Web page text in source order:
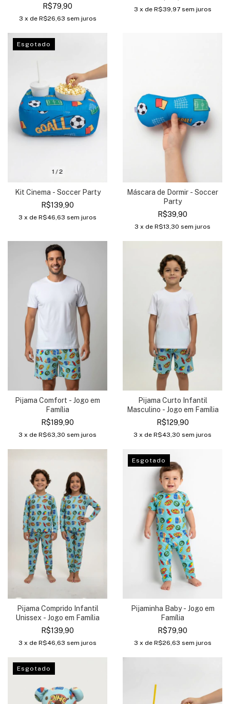
R$79,90
3 x de R$26,63 sem juros
3 x de R$39,97 sem juros
1 /2
Esgotado
Kit Cinema - Soccer Party
R$139,90
3 x de R$46,63 sem juros
Máscara de Dormir - Soccer
Party
R$39,90
3 x de R$13,30 sem juros
Pijama Comfort - Jogo em
Família
R$189,90
3 x de R$63,30 sem juros
Pijama Curto Infantil
Masculino - Jogo em Família
R$129,90
3 x de R$43,30 sem juros
Pijama Comprido Infantil
Unissex - Jogo em Família
R$139,90
3 x de R$46,63 sem juros
Esgotado
Pijaminha Baby - Jogo em
Família
R$79,90
3 x de R$26,63 sem juros
Esgotado